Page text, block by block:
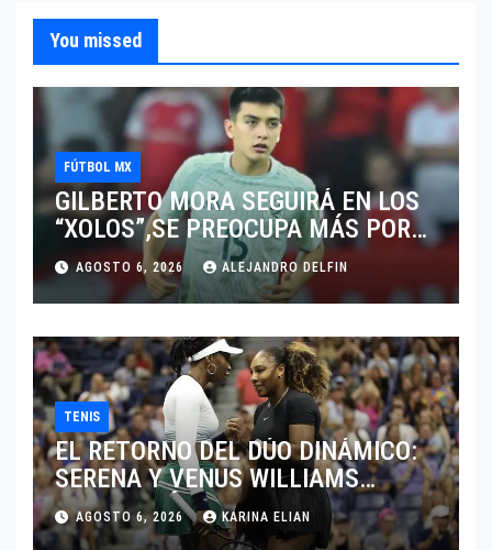
You missed
FÚTBOL MX
GILBERTO MORA SEGUIRÁ EN LOS
“XOLOS”,SE PREOCUPA MÁS POR
JUGAR EN SU EQUIPO.
AGOSTO 6, 2026 ALEJANDRO DELFIN
TENIS
EL RETORNO DEL DÚO DINÁMICO:
SERENA Y VENUS WILLIAMS
DISPUTARÁN LOS DOBLES EN
CINCINNATI 2026
AGOSTO 6, 2026 KARINA ELIAN